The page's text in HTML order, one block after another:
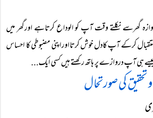
گھرسے نکلتے وقت آپ کو الوداع کرتاہے اورگھر میں
کرکے آپ کادل خوش کرتااوراپنی مضبوطی کا احساس
ہی آپ دروازے پر ہاتھ رکھتے ہیں کسی ایک...
کی صورتحال